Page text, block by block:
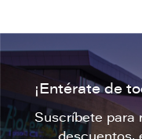
¡Entérate de
Suscríbete para